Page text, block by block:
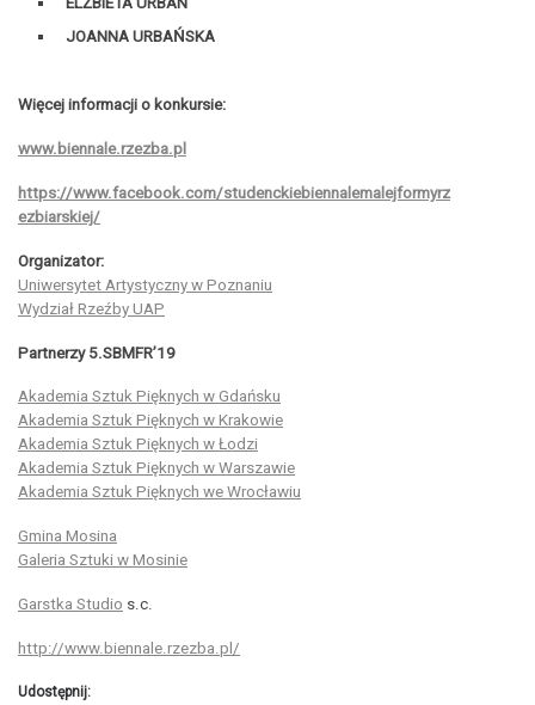
JOANNA URBAŃSKA
Więcej informacji o konkursie:
www.biennale.rzezba.pl
https://www.facebook.com/studenckiebiennalemalejformyrz
ezbiarskiej/
Organizator:
Uniwersytet Artystyczny w Poznaniu
Wydział Rzeźby UAP
Partnerzy 5.SBMFR’19
Akademia Sztuk Pięknych w Gdańsku
Akademia Sztuk Pięknych w Krakowie
Akademia Sztuk Pięknych w Łodzi
Akademia Sztuk Pięknych w Warszawie
Akademia Sztuk Pięknych we Wrocławiu
Gmina Mosina
Galeria Sztuki w Mosinie
Garstka Studio s.c.
http://www.biennale.rzezba.pl/
Udostępnij: